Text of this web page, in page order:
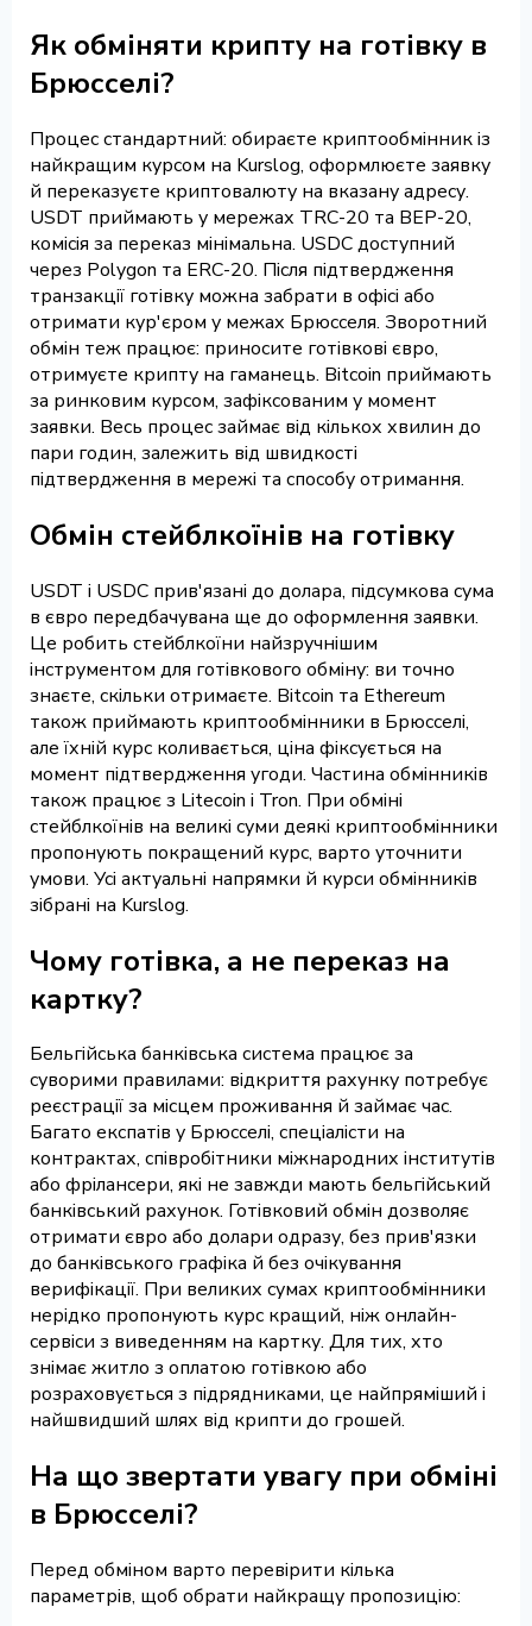
Як обміняти крипту на готівку в
Брюсселі?
Процес стандартний: обираєте криптообмінник із
найкращим курсом на Kurslog, оформлюєте заявку
й переказуєте криптовалюту на вказану адресу.
USDT приймають у мережах TRC-20 та BEP-20,
комісія за переказ мінімальна. USDC доступний
через Polygon та ERC-20. Після підтвердження
транзакції готівку можна забрати в офісі або
отримати кур'єром у межах Брюсселя. Зворотний
обмін теж працює: приносите готівкові євро,
отримуєте крипту на гаманець. Bitcoin приймають
за ринковим курсом, зафіксованим у момент
заявки. Весь процес займає від кількох хвилин до
пари годин, залежить від швидкості
підтвердження в мережі та способу отримання.
Обмін стейблкоїнів на готівку
USDT і USDC прив'язані до долара, підсумкова сума
в євро передбачувана ще до оформлення заявки.
Це робить стейблкоїни найзручнішим
інструментом для готівкового обміну: ви точно
знаєте, скільки отримаєте. Bitcoin та Ethereum
також приймають криптообмінники в Брюсселі,
але їхній курс коливається, ціна фіксується на
момент підтвердження угоди. Частина обмінників
також працює з Litecoin і Tron. При обміні
стейблкоїнів на великі суми деякі криптообмінники
пропонують покращений курс, варто уточнити
умови. Усі актуальні напрямки й курси обмінників
зібрані на Kurslog.
Чому готівка, а не переказ на
картку?
Бельгійська банківська система працює за
суворими правилами: відкриття рахунку потребує
реєстрації за місцем проживання й займає час.
Багато експатів у Брюсселі, спеціалісти на
контрактах, співробітники міжнародних інститутів
або фрілансери, які не завжди мають бельгійський
банківський рахунок. Готівковий обмін дозволяє
отримати євро або долари одразу, без прив'язки
до банківського графіка й без очікування
верифікації. При великих сумах криптообмінники
нерідко пропонують курс кращий, ніж онлайн-
сервіси з виведенням на картку. Для тих, хто
знімає житло з оплатою готівкою або
розраховується з підрядниками, це найпряміший і
найшвидший шлях від крипти до грошей.
На що звертати увагу при обміні
в Брюсселі?
Перед обміном варто перевірити кілька
параметрів, щоб обрати найкращу пропозицію: